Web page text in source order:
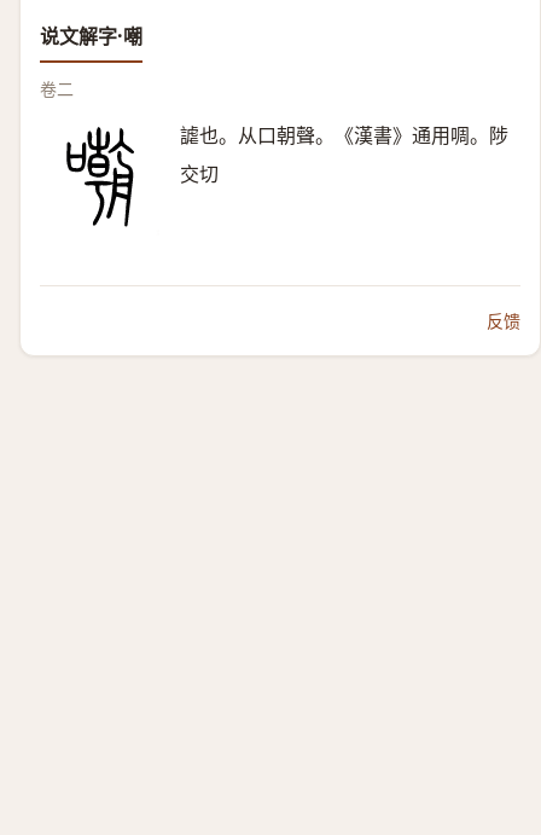
说文解字·嘲
卷二
謔也。从口朝聲。《漢書》通用啁。陟
交切
反馈